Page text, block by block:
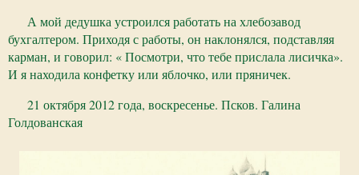
А мой дедушка устроился работать на хлебозавод
бухгалтером. Приходя с работы, он наклонялся, подставляя
карман, и говорил: « Посмотри, что тебе прислала лисичка».
И я находила конфетку или яблочко, или пряничек.
21 октября 2012 года, воскресенье. Псков. Галина
Голдованская